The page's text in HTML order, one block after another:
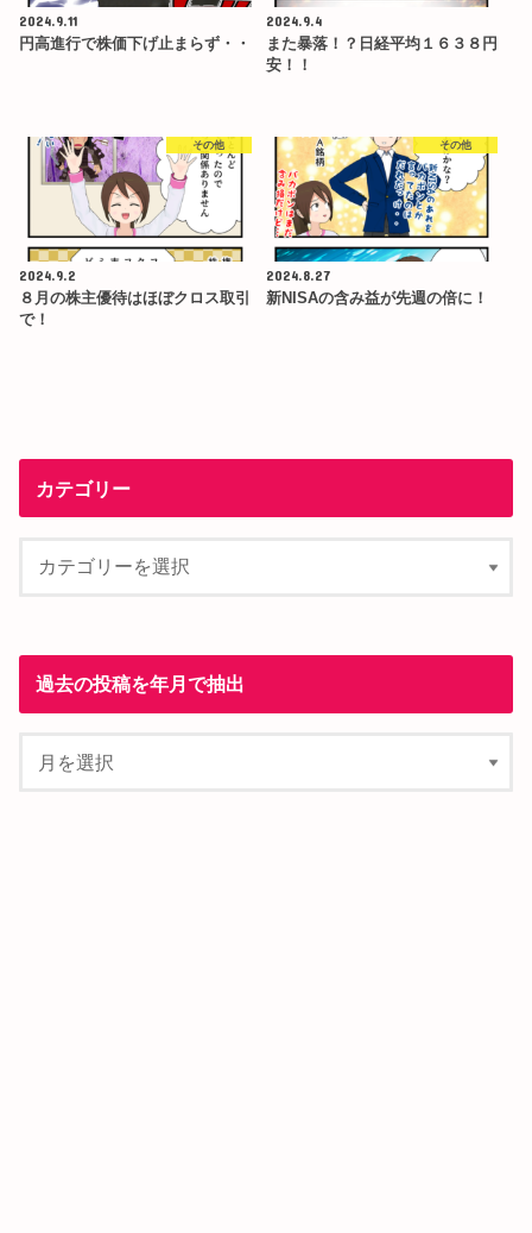
2024.9.11
円高進行で株価下げ止まらず・・
2024.9.4
また暴落！？日経平均１６３８円
安！！
その他
2024.9.2
８月の株主優待はほぼクロス取引
で！
その他
2024.8.27
新NISAの含み益が先週の倍に！
カテゴリー
過去の投稿を年月で抽出